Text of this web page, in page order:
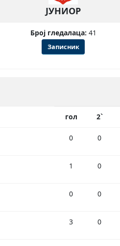
ЈУНИОР
Број гледалаца: 41
Записник
гол 2`
0 0
1 0
0 0
3 0